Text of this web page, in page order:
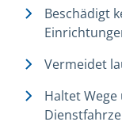
Beschädigt
Vermeidet
Haltet